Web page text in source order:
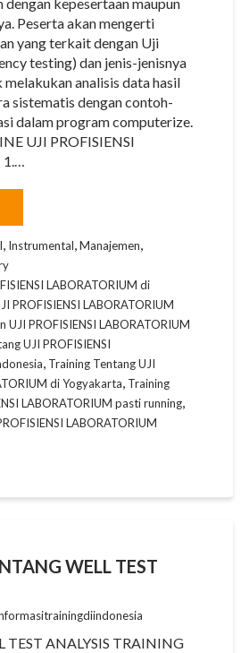
Peserta akan mengerti
yang terkait dengan Uji
testing) dan jenis-jenisnya
analisis data hasil
sistematis dengan contoh-
dalam program computerize.
UJI PROFISIENSI
1.…
, Instrumental,Manajemen,
LABORATORIUM di
PROFISIENSI LABORATORIUM
UJI PROFISIENSI LABORATORIUM
UJI PROFISIENSI
, Training Tentang UJI
di Yogyakarta, Training
LABORATORIUM pasti running,
LABORATORIUM
WELL TEST
TEST ANALYSIS TRAINING